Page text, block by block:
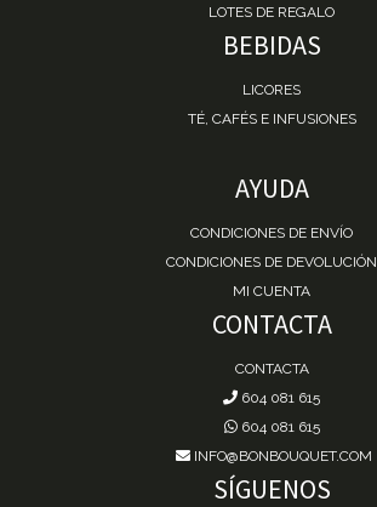
LOTES DE REGALO
BEBIDAS
LICORES
TÉ, CAFÉS E INFUSIONES
AYUDA
CONDICIONES DE ENVÍO
CONDICIONES DE DEVOLUCIÓN
MI CUENTA
CONTACTA
CONTACTA
604 081 615
604 081 615
INFO@BONBOUQUET.COM
SÍGUENOS